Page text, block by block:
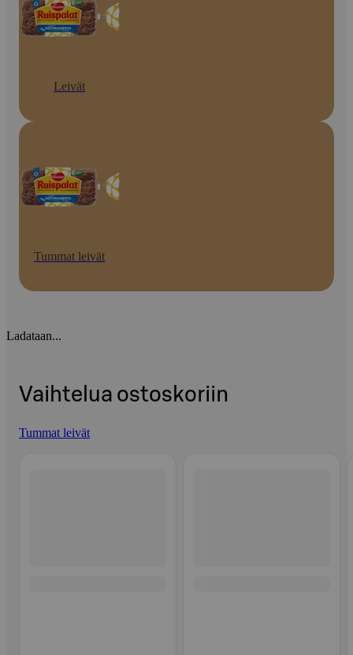
Leivät
Tummat leivät
Ladataan...
Vaihtelua ostoskoriin
Tummat leivät